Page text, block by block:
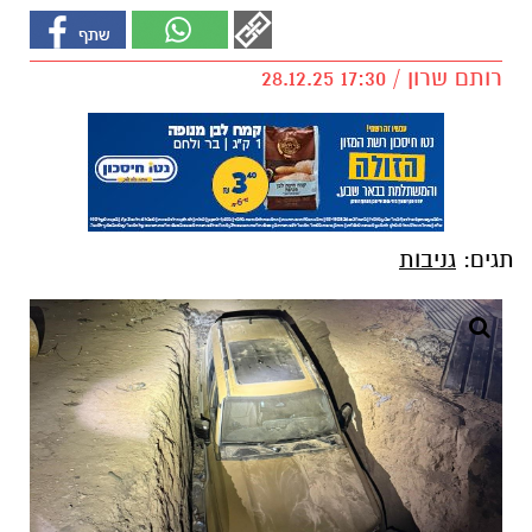
רותם שרון / 17:30 28.12.25
תגים: גניבות